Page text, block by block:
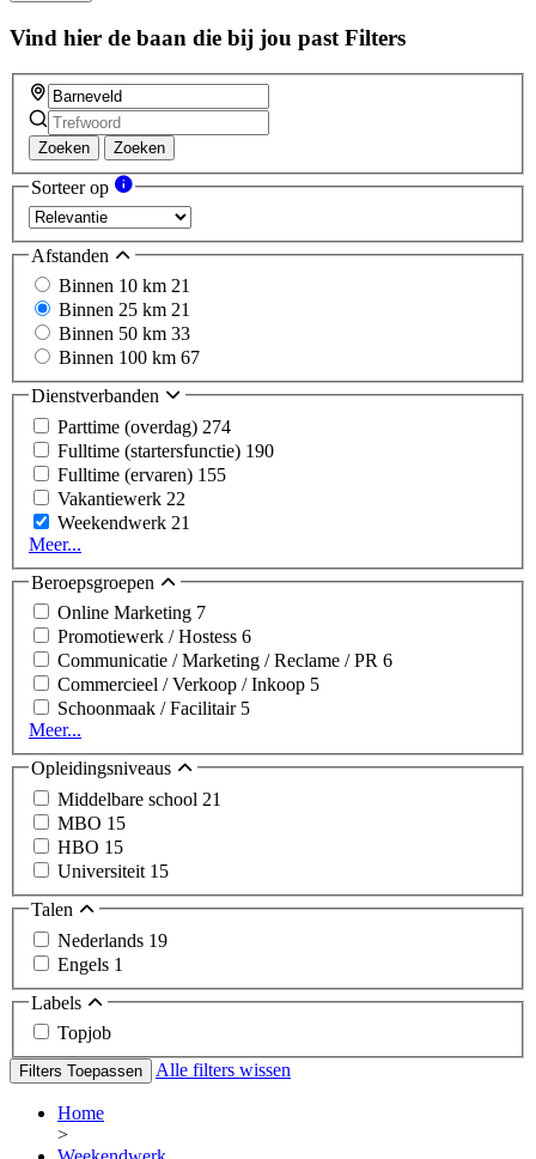
Vind hier de baan die bij jou past Filters
Zoeken Zoeken
Sorteer op
Afstanden
Binnen 10 km 21
Binnen 25 km 21
Binnen 50 km 33
Binnen 100 km 67
Dienstverbanden
Parttime (overdag) 274
Fulltime (startersfunctie) 190
Fulltime (ervaren) 155
Vakantiewerk 22
Weekendwerk 21
Meer...
Beroepsgroepen
Online Marketing 7
Promotiewerk / Hostess 6
Communicatie / Marketing / Reclame / PR 6
Commercieel / Verkoop / Inkoop 5
Schoonmaak / Facilitair 5
Meer...
Opleidingsniveaus
Middelbare school 21
MBO 15
HBO 15
Universiteit 15
Talen
Nederlands 19
Engels 1
Labels
Topjob
Filters Toepassen Alle filters wissen
Home
>